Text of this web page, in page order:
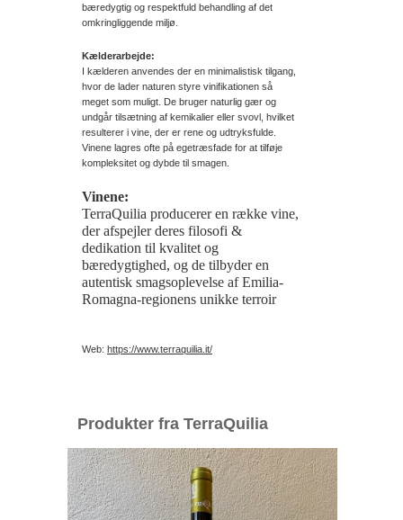
bæredygtig og respektfuld behandling af det
omkringliggende miljø.
Kælderarbejde:
I kælderen anvendes der en minimalistisk tilgang,
hvor de lader naturen styre vinifikationen så
meget som muligt. De bruger naturlig gær og
undgår tilsætning af kemikalier eller svovl, hvilket
resulterer i vine, der er rene og udtryksfulde.
Vinene lagres ofte på egetræsfade for at tilføje
kompleksitet og dybde til smagen.
Vinene:
TerraQuilia producerer en række vine,
der afspejler deres filosofi &
dedikation til kvalitet og
bæredygtighed, og de tilbyder en
autentisk smagsoplevelse af Emilia-
Romagna-regionens unikke terroir
Web: https://www.terraquilia.it/
Produkter fra TerraQuilia